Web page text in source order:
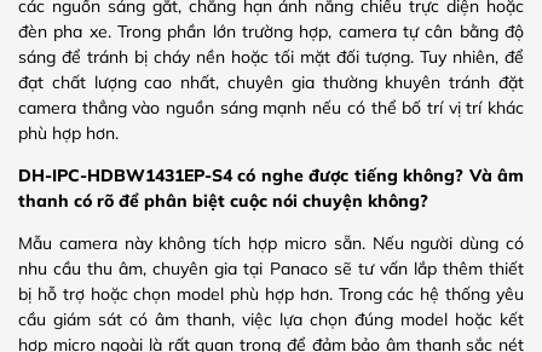
các nguồn sáng gắt, chẳng hạn ánh nắng chiếu trực diện hoặc
đèn pha xe. Trong phần lớn trường hợp, camera tự cân bằng độ
sáng để tránh bị cháy nền hoặc tối mặt đối tượng. Tuy nhiên, để
đạt chất lượng cao nhất, chuyên gia thường khuyên tránh đặt
camera thẳng vào nguồn sáng mạnh nếu có thể bố trí vị trí khác
phù hợp hơn.
DH-IPC-HDBW1431EP-S4 có nghe được tiếng không? Và âm
thanh có rõ để phân biệt cuộc nói chuyện không?
Mẫu camera này không tích hợp micro sẵn. Nếu người dùng có
nhu cầu thu âm, chuyên gia tại Panaco sẽ tư vấn lắp thêm thiết
bị hỗ trợ hoặc chọn model phù hợp hơn. Trong các hệ thống yêu
cầu giám sát có âm thanh, việc lựa chọn đúng model hoặc kết
hợp micro ngoài là rất quan trọng để đảm bảo âm thanh sắc nét